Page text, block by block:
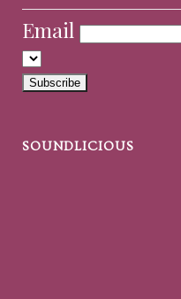
Email
SOUNDLICIOUS